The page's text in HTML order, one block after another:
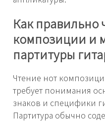
Как правильно
композиции и
партитуры
Чтение нот
требует понимания
знаков и специфики
Партитура обычно